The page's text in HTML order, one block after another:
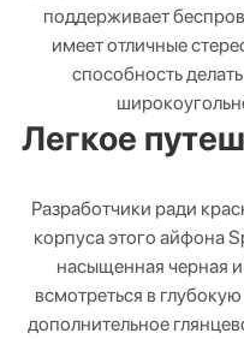
поддерживает
имеет отличные
способность
Легкое
Разработчики ради
корпуса этого айфона
насыщенная черная
всмотреться в
дополнительное